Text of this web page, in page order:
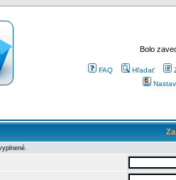
Bolo
FAQ Hľadať